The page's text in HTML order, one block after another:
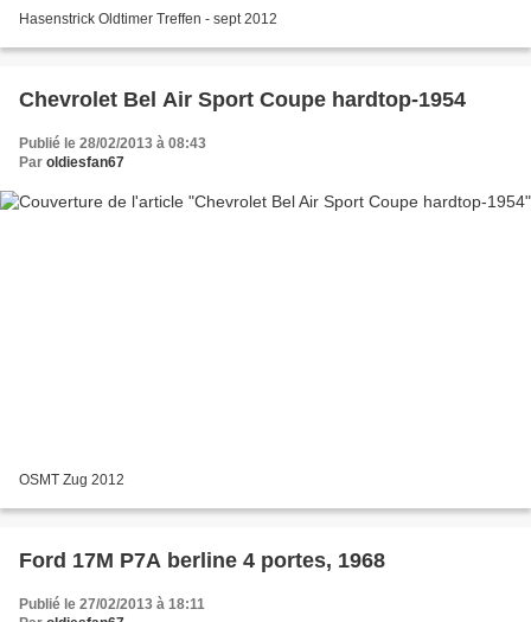
Hasenstrick Oldtimer Treffen - sept 2012
Chevrolet Bel Air Sport Coupe hardtop-1954
Publié le 28/02/2013 à 08:43
Par oldiesfan67
OSMT Zug 2012
Ford 17M P7A berline 4 portes, 1968
Publié le 27/02/2013 à 18:11